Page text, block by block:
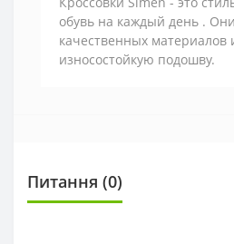
обувь на каждый день .
качественных
износостойкую подошву.
Питання (0)